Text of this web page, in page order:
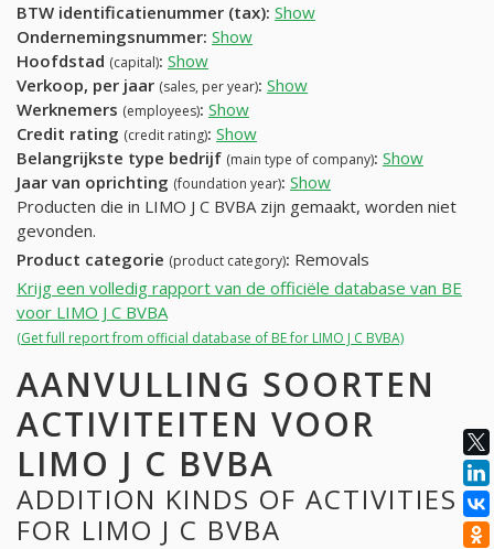
BTW identificatienummer (tax): Show
Ondernemingsnummer: Show
Hoofdstad (capital): Show
Verkoop, per jaar (sales, per year): Show
Werknemers (employees): Show
Credit rating (credit rating): Show
Belangrijkste type bedrijf (main type of company): Show
Jaar van oprichting (foundation year): Show
Producten die in LIMO J C BVBA zijn gemaakt, worden niet
gevonden.
Product categorie (product category): Removals
Krijg een volledig rapport van de officiële database van BE
voor LIMO J C BVBA
(Get full report from official database of BE for LIMO J C BVBA)
AANVULLING SOORTEN
ACTIVITEITEN VOOR
LIMO J C BVBA
ADDITION KINDS OF ACTIVITIES
FOR LIMO J C BVBA